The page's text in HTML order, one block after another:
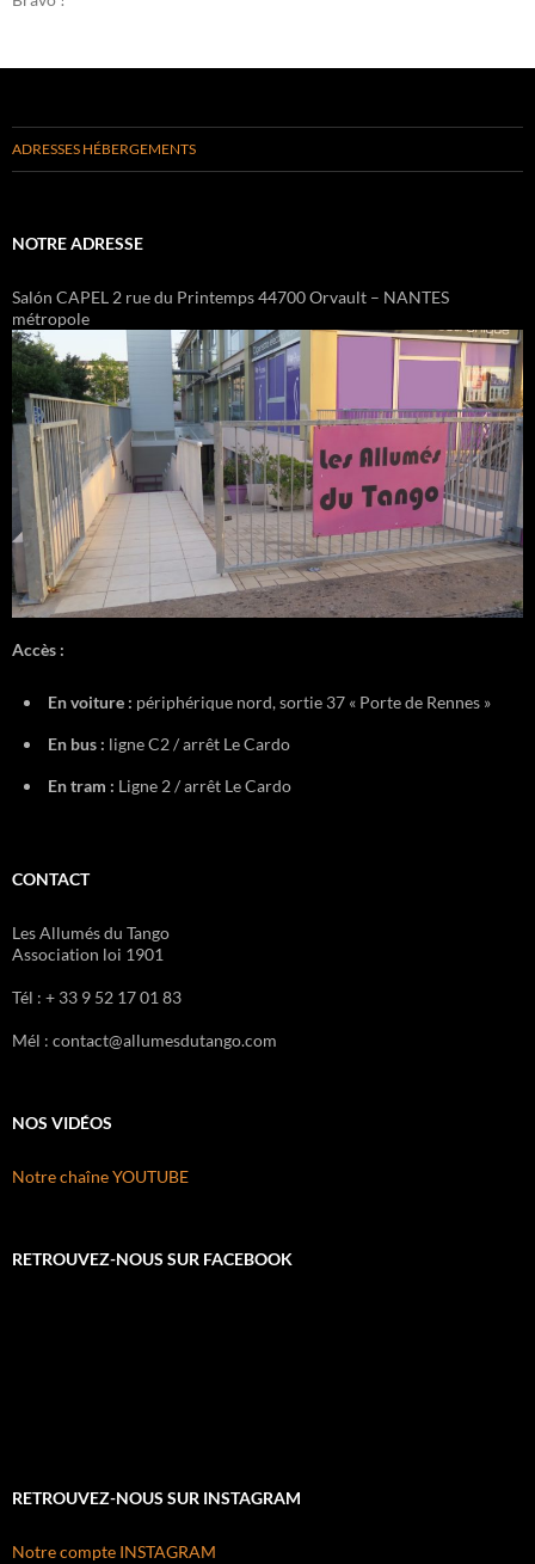
ADRESSES HÉBERGEMENTS
NOTRE ADRESSE
Salón CAPEL 2 rue du Printemps 44700 Orvault – NANTES
métropole
Accès :
En voiture : périphérique nord, sortie 37 « Porte de Rennes »
En bus : ligne C2 / arrêt Le Cardo
En tram : Ligne 2 / arrêt Le Cardo
CONTACT
Les Allumés du Tango
Association loi 1901
Tél : + 33 9 52 17 01 83
Mél : contact@allumesdutango.com
NOS VIDÉOS
Notre chaîne YOUTUBE
RETROUVEZ-NOUS SUR FACEBOOK
RETROUVEZ-NOUS SUR INSTAGRAM
Notre compte INSTAGRAM